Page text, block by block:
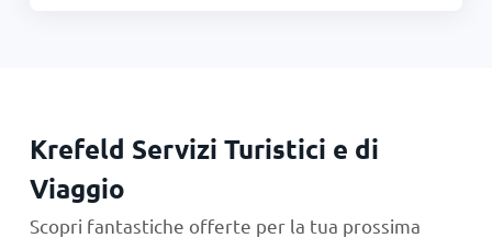
Krefeld Servizi Turistici e di
Viaggio
Scopri fantastiche offerte per la tua prossima